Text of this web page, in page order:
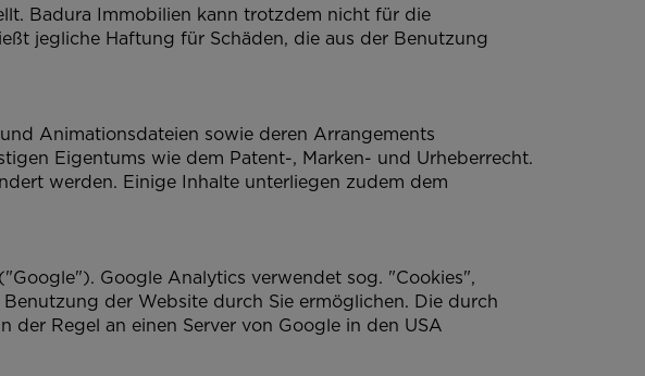
Badura Immobilien kann trotzdem nicht für die
jegliche Haftung für Schäden, die aus der Benutzung
Animationsdateien sowie deren Arrangements
Eigentums wie dem Patent-, Marken- und Urheberrecht.
werden. Einige Inhalte unterliegen zudem dem
Google Analytics verwendet sog. "Cookies",
der Website durch Sie ermöglichen. Die durch
Regel an einen Server von Google in den USA